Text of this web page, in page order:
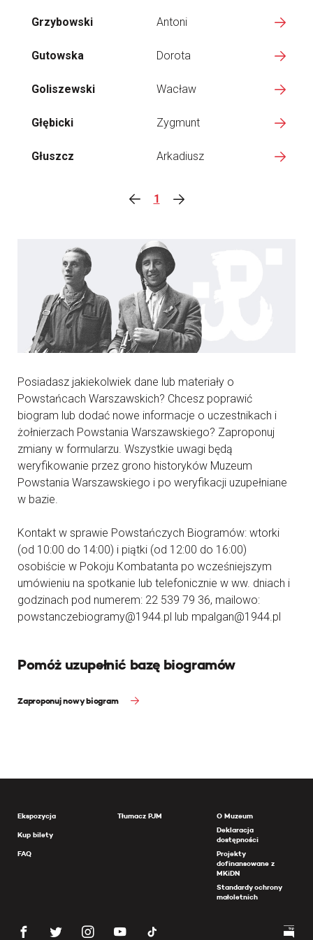
Grzybowski Antoni
Gutowska Dorota
Goliszewski Wacław
Głębicki Zygmunt
Głuszcz Arkadiusz
1
Posiadasz jakiekolwiek dane lub materiały o
Powstańcach Warszawskich? Chcesz poprawić
biogram lub dodać nowe informacje o uczestnikach i
żołnierzach Powstania Warszawskiego? Zaproponuj
zmiany w formularzu. Wszystkie uwagi będą
weryfikowanie przez grono historyków Muzeum
Powstania Warszawskiego i po weryfikacji uzupełniane
w bazie.
Kontakt w sprawie Powstańczych Biogramów: wtorki
(od 10:00 do 14:00) i piątki (od 12:00 do 16:00)
osobiście w Pokoju Kombatanta po wcześniejszym
umówieniu na spotkanie lub telefonicznie w ww. dniach i
godzinach pod numerem: 22 539 79 36, mailowo:
powstanczebiogramy@1944.pl lub mpalgan@1944.pl
Pomóż uzupełnić bazę biogramów
Zaproponuj nowy biogram
Ekspozycja
Kup bilety
FAQ
Tłumacz PJM
O Muzeum
Deklaracja
dostępności
Projekty
dofinansowane z
MKiDN
Standardy ochrony
małoletnich